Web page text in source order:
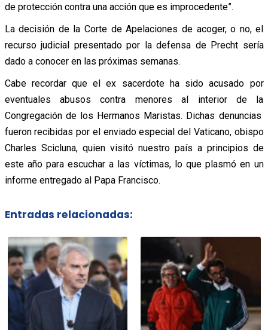
de protección contra una acción que es improcedente”.
La decisión de la Corte de Apelaciones de acoger, o no, el
recurso judicial presentado por la defensa de Precht sería
dado a conocer en las próximas semanas.
Cabe recordar que el ex sacerdote ha sido acusado por
eventuales abusos contra menores al interior de la
Congregación de los Hermanos Maristas. Dichas denuncias
fueron recibidas por el enviado especial del Vaticano, obispo
Charles Scicluna, quien visitó nuestro país a principios de
este año para escuchar a las víctimas, lo que plasmó en un
informe entregado al Papa Francisco.
Entradas relacionadas: